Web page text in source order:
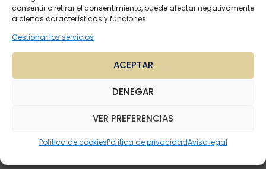
consentir o retirar el consentimiento, puede afectar negativamente
a ciertas características y funciones.
Gestionar los servicios
ACEPTAR
DENEGAR
VER PREFERENCIAS
Política de cookiesPolítica de privacidadAviso legal
Derecho constitucional y autonómico
Incluye materias básicas del sistema
constitucional español, como: